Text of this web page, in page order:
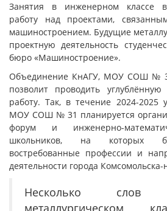
Занятия в инженерном классе
работу над проектами,
машиностроением. Будущие
проектную деятельность
бюро «Машиностроение».
Объединение КнАГУ, МОУ СОШ №
позволит проводить
работу. Так, в течение 2024-2025
МОУ СОШ № 31 планируется
форум и инженерно-
школьников, на которых
востребованные профессии и
деятельности города
Несколько
металлургическом